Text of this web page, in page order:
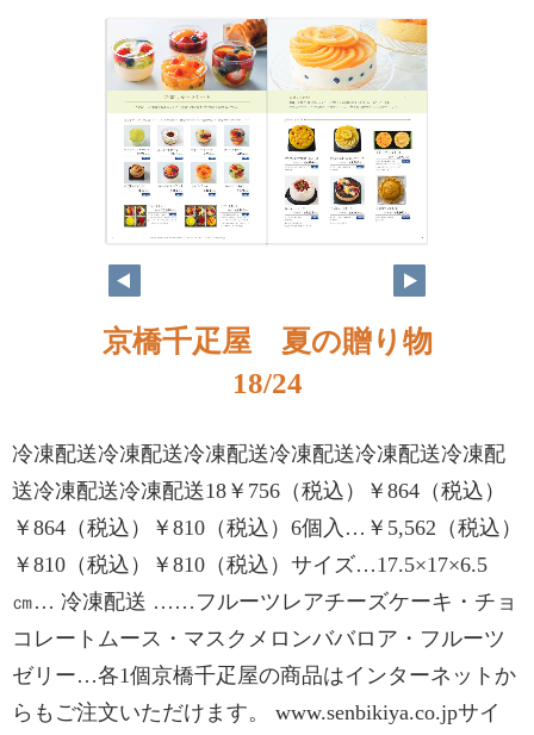
京橋千疋屋 夏の贈り物
18/24
冷凍配送冷凍配送冷凍配送冷凍配送冷凍配送冷凍配
送冷凍配送冷凍配送18￥756（税込）￥864（税込）
￥864（税込）￥810（税込）6個入…￥5,562（税込）
￥810（税込）￥810（税込）サイズ…17.5×17×6.5
㎝… 冷凍配送 ……フルーツレアチーズケーキ・チョ
コレートムース・マスクメロンババロア・フルーツ
ゼリー…各1個京橋千疋屋の商品はインターネットか
らもご注文いただけます。 www.senbikiya.co.jpサイ